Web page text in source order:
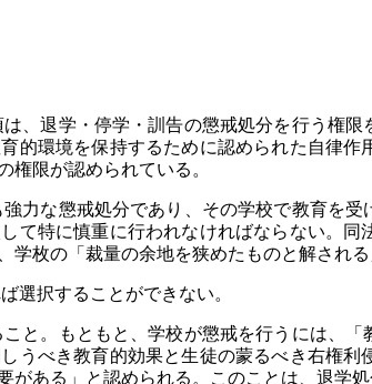
退学・停学・訓告の懲戒処分を行う権限
的環境を保持するために認められた自律
権限が認められている。
力な懲戒処分であり、その学校で教育を
て特に慎重に行われなければならない。
枚の「裁量の余地を狭めたものと解される
択することができない。
。もともと、学校が懲戒を行うには、「
うべき教育的効果と生徒の蒙るべき右権
ある」と認められる。このことは、退学